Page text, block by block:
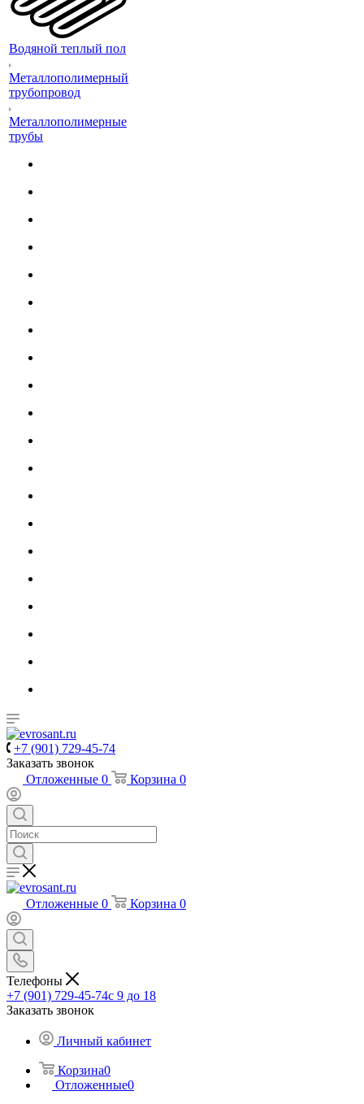
Водяной теплый пол
Металлополимерный
трубопровод
Металлополимерные
трубы
+7 (901) 729-45-74
Заказать звонок
Отложенные 0 Корзина 0
Отложенные 0 Корзина 0
Телефоны
+7 (901) 729-45-74c 9 до 18
Заказать звонок
Личный кабинет
Корзина0
Отложенные0